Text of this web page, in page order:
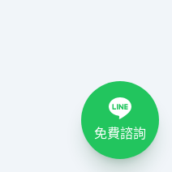
免費諮詢